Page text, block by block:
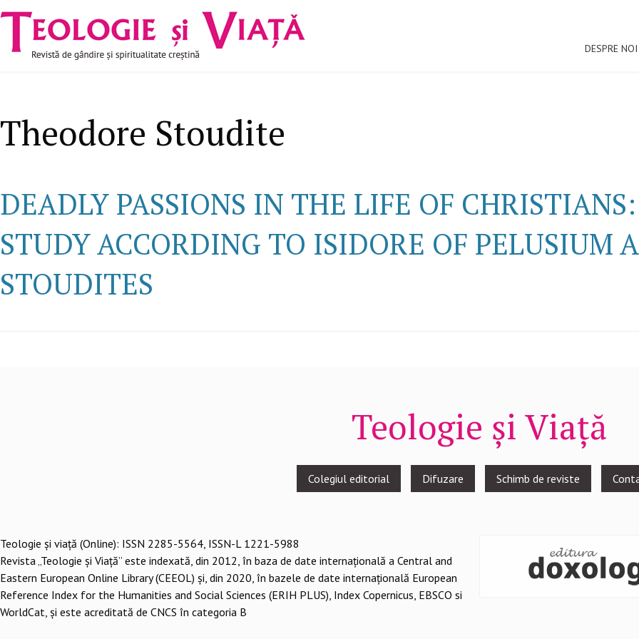
Mergi la conţinutul principal
Navigare
principală
DESPRE NOI
Theodore Stoudite
DEADLY PASSIONS IN THE LIFE OF
STUDY ACCORDING TO ISIDORE OF PELUSIUM
STOUDITES
Teologie și Viață
Colegiul editorial Difuzare Schimb de reviste
Teologie şi viaţă (Online): ISSN 2285-5564, ISSN-L 1221-5988
Revista „Teologie și Viață” este indexată, din 2012, în baza de date internațională a Central and
Eastern European Online Library (CEEOL) și, din 2020, în bazele de date internațională European
Reference Index for the Humanities and Social Sciences (ERIH PLUS), Index Copernicus, EBSCO si
WorldCat, și este acreditată de CNCS în categoria B